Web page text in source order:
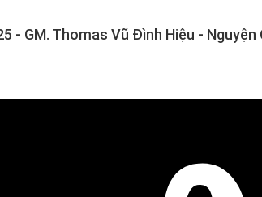
- GM. Thomas Vũ Đình Hiệu - Nguyện